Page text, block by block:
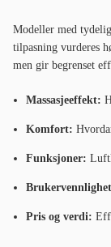
Modeller med
tilpasning vurderes
men gir begrenset
Massasjeeffekt:
Komfort:
Funksjoner:
Pris og verdi: